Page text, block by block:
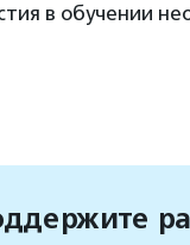
в обучении